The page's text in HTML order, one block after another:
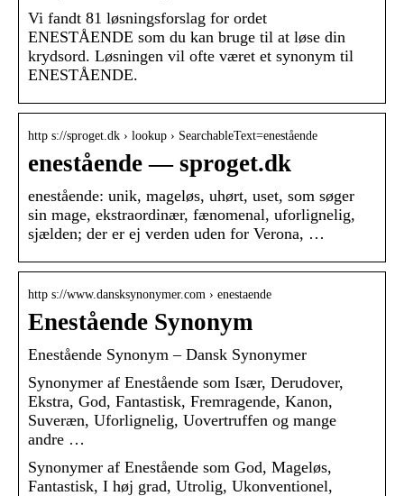
Vi fandt 81 løsningsforslag for ordet
ENESTÅENDE som du kan bruge til at løse din
krydsord. Løsningen vil ofte været et synonym til
ENESTÅENDE.
http s://sproget.dk › lookup › SearchableText=enestående
enestående — sproget.dk
enestående: unik, mageløs, uhørt, uset, som søger
sin mage, ekstraordinær, fænomenal, uforlignelig,
sjælden; der er ej verden uden for Verona, …
http s://www.dansksynonymer.com › enestaende
Enestående Synonym
Enestående Synonym – Dansk Synonymer
Synonymer af Enestående som Især, Derudover,
Ekstra, God, Fantastisk, Fremragende, Kanon,
Suveræn, Uforlignelig, Uovertruffen og mange
andre …
Synonymer af Enestående som God, Mageløs,
Fantastisk, I høj grad, Utrolig, Ukonventionel,